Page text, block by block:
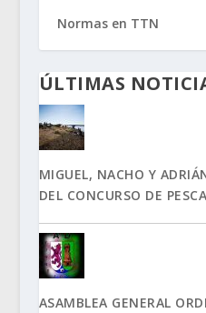
Normas en TTN
ÚLTIMAS
MIGUEL, NACHO Y
DEL CONCURSO DE
ASAMBLEA GENERAL